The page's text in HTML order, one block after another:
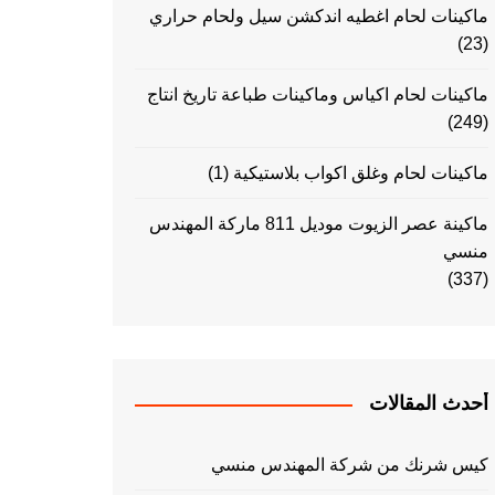
ماكينات لحام اغطيه اندكشن سيل ولحام حراري
(23)
ماكينات لحام اكياس وماكينات طباعة تاريخ انتاج
(249)
ماكينات لحام وغلق اكواب بلاستيكية (1)
ماكينة عصر الزيوت موديل 811 ماركة المهندس
منسي
(337)
أحدث المقالات
كيس شرنك من شركة المهندس منسي